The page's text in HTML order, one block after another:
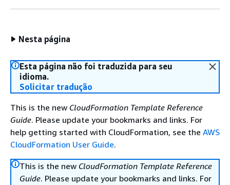
Nesta página
Esta página não foi traduzida para seu
idioma.
Solicitar tradução
This is the new CloudFormation Template Reference
Guide. Please update your bookmarks and links. For
help getting started with CloudFormation, see the AWS
CloudFormation User Guide.
This is the new CloudFormation Template Reference
Guide. Please update your bookmarks and links. For